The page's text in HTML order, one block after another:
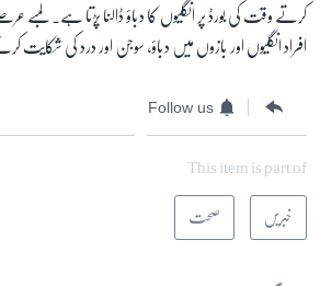
کرتے وقت کی بورڈ پر انگلیوں کا دباؤ ڈالنا پڑتا ہے۔
افراد انگلیوں اور بازوں میں دباؤ، سوجن اور درد کی شکایت
Follow us
This item is part of
خبریں صحت